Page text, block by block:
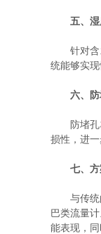
五、
针对含水
统能够实
六、防
防堵孔板
损性，进一
七、
与传统的
巴类流量
能表现，